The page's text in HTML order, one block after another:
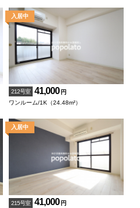
212号室 41,000 円
ワンルーム/1K（24.48m²）
215号室 41,000 円